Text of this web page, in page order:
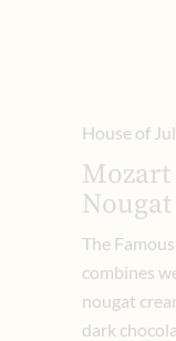
House of
Mozart
Nougat
The
combines
nougat
dark